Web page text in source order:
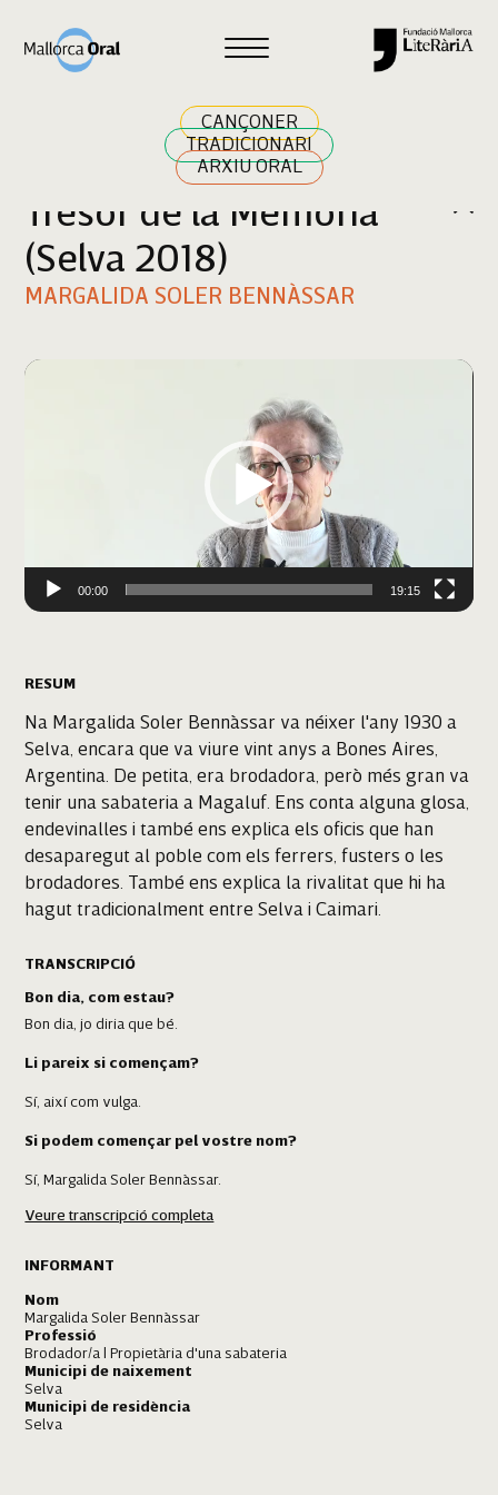
CANÇONER
TRADICIONARI
ARXIU ORAL
Cercar
Tresor de la Memòria
(Selva 2018)
MARGALIDA SOLER BENNÀSSAR
Reproductor
00:00 19:15
RESUM
Na Margalida Soler Bennàssar va néixer l'any 1930 a
Selva, encara que va viure vint anys a Bones Aires,
Argentina. De petita, era brodadora, però més gran va
tenir una sabateria a Magaluf. Ens conta alguna glosa,
endevinalles i també ens explica els oficis que han
desaparegut al poble com els ferrers, fusters o les
brodadores. També ens explica la rivalitat que hi ha
hagut tradicionalment entre Selva i Caimari.
TRANSCRIPCIÓ
Bon dia, com estau?
Bon dia, jo diria que bé.
Li pareix si començam?
Sí, així com vulga.
Si podem començar pel vostre nom?
Sí, Margalida Soler Bennàssar.
Vós, d'on sou?
De Selva.
Quants anys teniu?
80... vaig a es 88, els faré d'aquí un parell de mesos.
I quina relació teniu amb Selva?
Molt bona.
Veure transcripció completa
INFORMANT
Nom
Margalida Soler Bennàssar
Professió
Brodador/a | Propietària d'una sabateria
Municipi de naixement
Selva
Municipi de residència
Selva